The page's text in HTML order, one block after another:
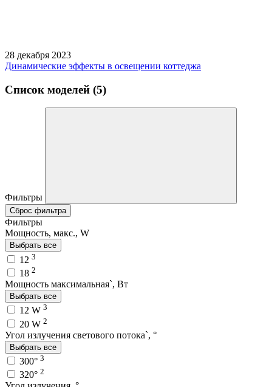
28 декабря 2023
Динамические эффекты в освещении коттеджа
Список моделей (5)
Фильтры
Сброс фильтра
Фильтры
Мощность, макс., W
Выбрать все
12 3
18 2
Мощность максимальная`, Вт
Выбрать все
12 W 3
20 W 2
Угол излучения светового потока`, °
Выбрать все
300° 3
320° 2